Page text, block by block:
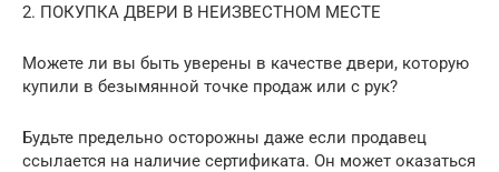
2. ПОКУПКА ДВЕРИ В НЕИЗВЕСТНОМ МЕСТЕ
Можете ли вы быть уверены в качестве двери, которую
купили в безымянной точке продаж или с рук?
Будьте предельно осторожны даже если продавец
ссылается на наличие сертификата. Он может оказаться